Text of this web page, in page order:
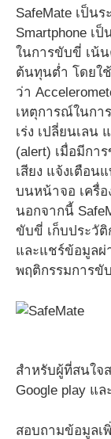
SafeMate เป็น
Smartphone เ
ในการขับขี่ เน้น
ต้นทุนต่ำ โดยใช้
ว่า
เหตุการณ์ในกา
เร่ง เปลี่ยนเลน
(alert) เมื่อมีกา
เสียง แจ้งเตือน
บนหน้าจอ เครื่อ
นอกจากนี้
ขับขี่ เก็บประวั
และแชร์ข้อมูลผ่
พฤติกรรมการขั
สำหรับผู้ที่สนใจ
Google play แล
สอบถามข้อมูลเ